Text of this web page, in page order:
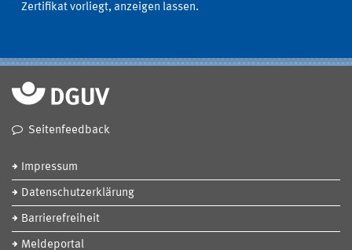
Zertifikat vorliegt, anzeigen lassen.
Seitenfeedback
Impressum
Datenschutzerklärung
Barrierefreiheit
Meldeportal